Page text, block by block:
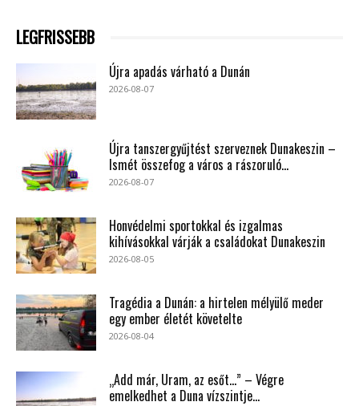
LEGFRISSEBB
Újra apadás várható a Dunán
2026-08-07
Újra tanszergyűjtést szerveznek Dunakeszin –
Ismét összefog a város a rászoruló...
2026-08-07
Honvédelmi sportokkal és izgalmas
kihívásokkal várják a családokat Dunakeszin
2026-08-05
Tragédia a Dunán: a hirtelen mélyülő meder
egy ember életét követelte
2026-08-04
„Add már, Uram, az esőt…” – Végre
emelkedhet a Duna vízszintje...